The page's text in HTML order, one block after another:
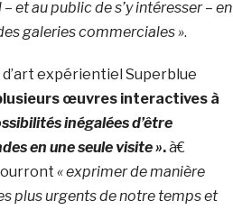
au public de s’y intéresser – en
galeries commerciales ».
expérientiel Superblue
œuvres interactives à
inégalées d’être
en une seule visite ».à€
« exprimer de manière
plus urgents de notre temps et